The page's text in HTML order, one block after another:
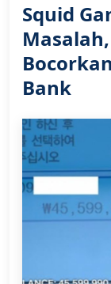
Squid
Bank